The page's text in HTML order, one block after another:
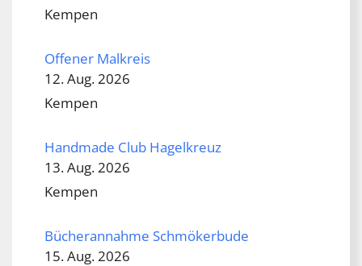
Kempen
Offener Malkreis
12. Aug. 2026
Kempen
Handmade Club Hagelkreuz
13. Aug. 2026
Kempen
Bücherannahme Schmökerbude
15. Aug. 2026